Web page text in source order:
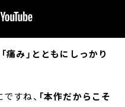
痛み」とともにしっかり
すね、 「本作だからこそ